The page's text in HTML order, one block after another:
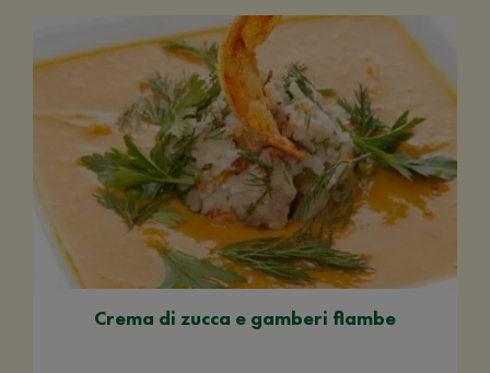
Crema di zucca e gamberi flambe